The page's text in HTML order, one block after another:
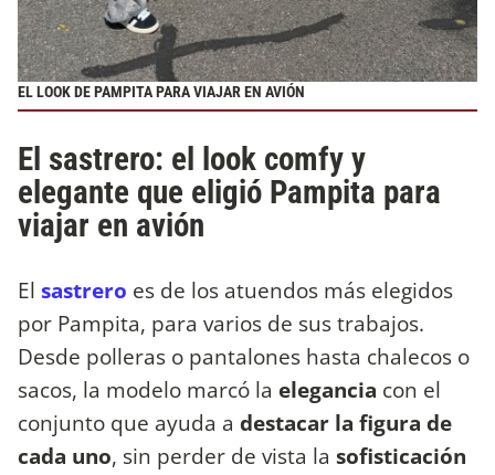
EL LOOK DE PAMPITA PARA VIAJAR EN AVIÓN
El sastrero: el look comfy y
elegante que eligió Pampita para
viajar en avión
El sastrero es de los atuendos más elegidos
por Pampita, para varios de sus trabajos.
Desde polleras o pantalones hasta chalecos o
sacos, la modelo marcó la elegancia con el
conjunto que ayuda a destacar la figura de
cada uno, sin perder de vista la sofisticación